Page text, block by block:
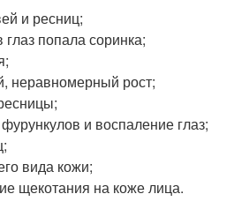
и ресниц;
попала соринка;
неравномерный рост;
и воспаление глаз;
вида кожи;
щекотания на коже лица.